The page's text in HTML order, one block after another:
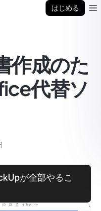
はじめる
作成のた
代替ソ
が全部やるこ